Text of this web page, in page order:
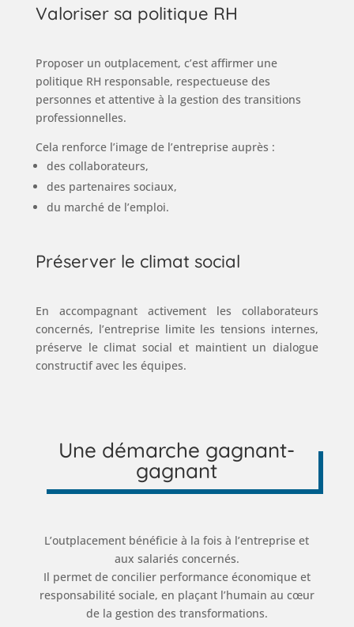
Valoriser sa politique RH
Proposer un outplacement, c’est affirmer une
politique RH responsable, respectueuse des
personnes et attentive à la gestion des transitions
professionnelles.
Cela renforce l’image de l’entreprise auprès :
des collaborateurs,
des partenaires sociaux,
du marché de l’emploi.
Préserver le climat social
En accompagnant activement les collaborateurs
concernés, l’entreprise limite les tensions internes,
préserve le climat social et maintient un dialogue
constructif avec les équipes.
Une démarche gagnant-
gagnant
L’outplacement bénéficie à la fois à l’entreprise et
aux salariés concernés.
Il permet de concilier performance économique et
responsabilité sociale, en plaçant l’humain au cœur
de la gestion des transformations.